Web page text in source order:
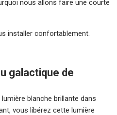
nous allons faire une courte
installer confortablement.
galactique de
blanche brillante dans
vous libérez cette lumière